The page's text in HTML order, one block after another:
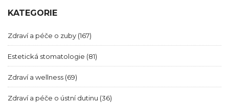
KATEGORIE
Zdraví a péče o zuby (167)
Estetická stomatologie (81)
Zdraví a wellness (69)
Zdraví a péče o ústní dutinu (36)